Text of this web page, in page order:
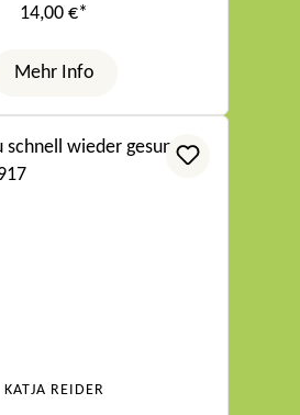
14,00 €*
Mehr Info
KATJA REIDER